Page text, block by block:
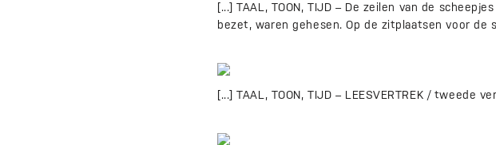
[...] TAAL, TOON, TIJD – De zeilen van de
bezet, waren gehesen. Op de zitplaatsen voor
[...] TAAL, TOON, TIJD – LEESVERTREK / tweede